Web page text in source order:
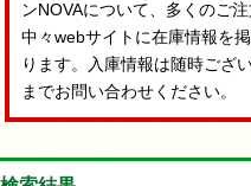
ンNOVAについて、多くのご
中々webサイトに在庫情報を
ります。入庫情報は随時ござ
までお問い合わせください。